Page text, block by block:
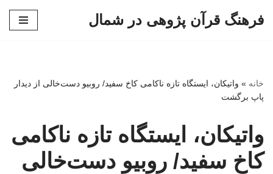
فرهنگ قرآن پژوهی در شمال
خانه » واتیکان، ایستگاه تازه ناکامی کاخ سفید/ روبیو دست‌خالی از دیدار
پاپ برگشت
واتیکان، ایستگاه تازه ناکامی
کاخ سفید/ روبیو دست‌خالی